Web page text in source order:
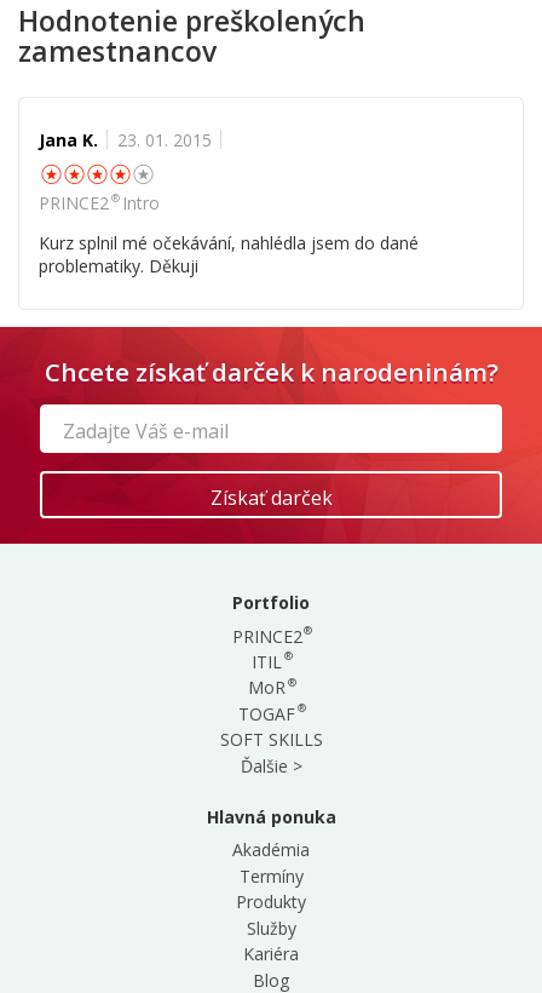
Hodnotenie preškolených
zamestnancov
Jana K. 23. 01. 2015
☆☆☆☆
PRINCE2®Intro
Kurz splnil mé očekávání, nahlédla jsem do dané
problematiky. Děkuji
Chcete získať darček k narodeninám?
Portfolio
PRINCE2®
ITIL®
MoR®
TOGAF®
SOFT SKILLS
Ďalšie >
Hlavná ponuka
Akadémia
Termíny
Produkty
Služby
Kariéra
Blog